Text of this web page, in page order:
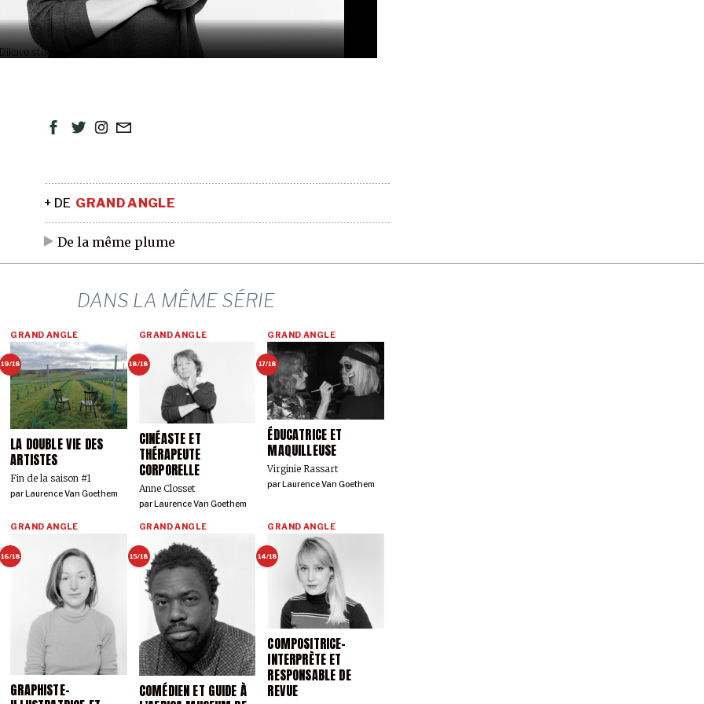
studio.
studio.
Studio.
+ DE GRAND ANGLE
De la même plume
DANS LA MÊME SÉRIE
19/18
LA DOUBLE VIE DES
ARTISTES
Fin de la saison #1
GRAND ANGLE
par Laurence Van Goethem
18/18
CINÉASTE ET
THÉRAPEUTE
CORPORELLE
Anne Closset
GRAND ANGLE
par Laurence Van Goethem
17/18
ÉDUCATRICE ET
MAQUILLEUSE
Virginie Rassart
GRAND ANGLE
parLaurence Van Goethem
16/18
GRAPHISTE-
GRAND ANGLE
15/18
COMÉDIEN ET GUIDE À
GRAND ANGLE
14/18
COMPOSITRICE-
INTERPRÈTE ET
RESPONSABLE DE
REVUE
GRAND ANGLE